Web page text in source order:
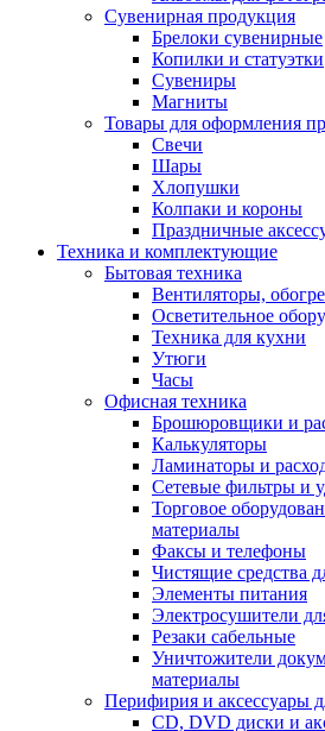
Сувенирная продукция
Брелоки сувенирные
Копилки и статуэтки
Сувениры
Магниты
Товары для оформления
Свечи
Шары
Хлопушки
Колпаки и короны
Праздничные
Техника и комплектующие
Бытовая техника
Вентиляторы,
Осветительное
Техника для кухни
Утюги
Часы
Офисная техника
Брошюровщики и
Калькуляторы
Ламинаторы и
Сетевые фильтры и
Торговое
материалы
Факсы и телефоны
Чистящие средства
Элементы питания
Электросушители
Резаки сабельные
Уничтожители
материалы
Перифирия и аксессуары
CD, DVD диски и